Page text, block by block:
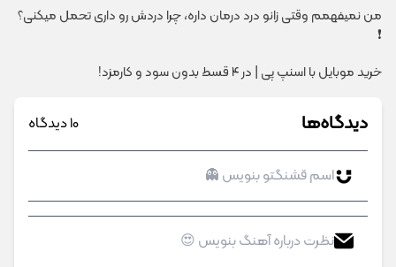
من نمیفهمم وقتی زانو درد درمان داره، چرا دردش رو داری تحمل میکنی؟
❗
خرید موبایل با اسنپ پی | در ۴ قسط بدون سود و کارمزد!
دیدگاه‌ها 10 دیدگاه